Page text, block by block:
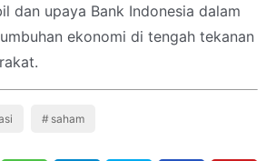
dan upaya Bank Indonesia dalam
ekonomi di tengah tekanan
saham